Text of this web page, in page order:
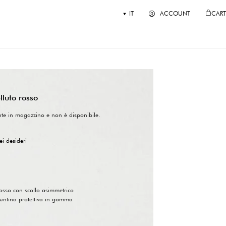
IT ACCOUNT CART
rosso
in magazzino e non è disponibile.
desideri
con scollo asimmetrico
protettiva in gomma